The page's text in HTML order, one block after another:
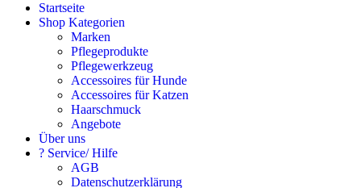
Startseite
Shop Kategorien
Marken
Pflegeprodukte
Pflegewerkzeug
Accessoires für Hunde
Accessoires für Katzen
Haarschmuck
Angebote
Über uns
? Service/ Hilfe
AGB
Datenschutzerklärung